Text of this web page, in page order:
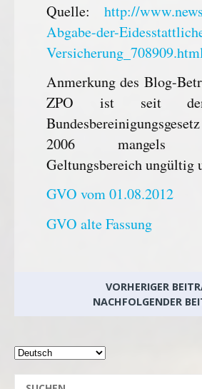
Quelle:http://
Abgabe-der-
Anmerkung des Blog-
ZPO ist seit
2006 mangels
Geltungsbereich ungültig
GVO vom 01.08.2012
GVO alte Fassung
VORHERIGER
NACHFOLGENDER